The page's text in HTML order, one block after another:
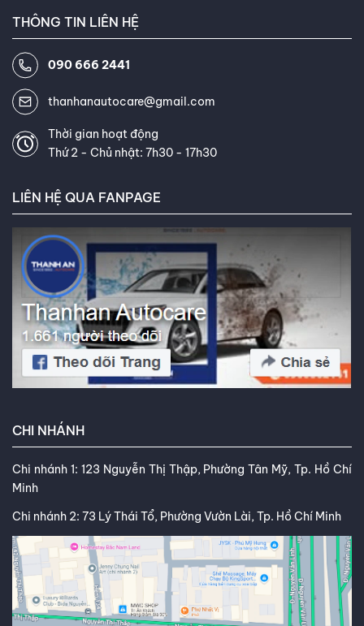
THÔNG TIN LIÊN HỆ
090 666 2441
thanhanautocare@gmail.com
Thời gian hoạt động
Thứ 2 - Chủ nhật: 7h30 - 17h30
LIÊN HỆ QUA FANPAGE
CHI NHÁNH
Chi nhánh 1: 123 Nguyễn Thị Thập, Phường Tân Mỹ, Tp. Hồ Chí
Minh
Chi nhánh 2: 73 Lý Thái Tổ, Phường Vườn Lài, Tp. Hồ Chí Minh